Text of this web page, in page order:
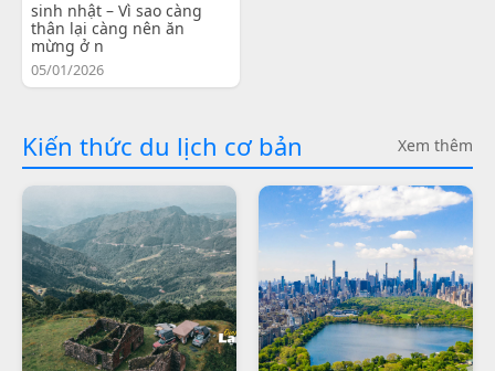
sinh nhật – Vì sao càng
thân lại càng nên ăn
mừng ở n
05/01/2026
Kiến thức du lịch cơ bản Xem thêm